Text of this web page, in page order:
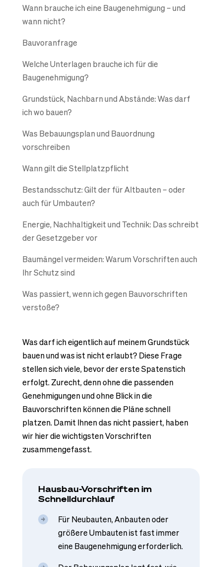
Wann brauche ich eine Baugenehmigung – und
wann nicht?
Bauvoranfrage
Welche Unterlagen brauche ich für die
Baugenehmigung?
Grundstück, Nachbarn und Abstände: Was darf
ich wo bauen?
Was Bebauungsplan und Bauordnung
vorschreiben
Wann gilt die Stellplatzpflicht
Bestandsschutz: Gilt der für Altbauten – oder
auch für Umbauten?
Energie, Nachhaltigkeit und Technik: Das schreibt
der Gesetzgeber vor
Baumängel vermeiden: Warum Vorschriften auch
Ihr Schutz sind
Was passiert, wenn ich gegen Bauvorschriften
verstoße?
Was darf ich eigentlich auf meinem Grundstück
bauen und was ist nicht erlaubt? Diese Frage
stellen sich viele, bevor der erste Spatenstich
erfolgt. Zurecht, denn ohne die passenden
Genehmigungen und ohne Blick in die
Bauvorschriften können die Pläne schnell
platzen. Damit Ihnen das nicht passiert, haben
wir hier die wichtigsten Vorschriften
zusammengefasst.
Hausbau-Vorschriften im
Schnelldurchlauf
Für Neubauten, Anbauten oder
größere Umbauten ist fast immer
eine Baugenehmigung erforderlich.